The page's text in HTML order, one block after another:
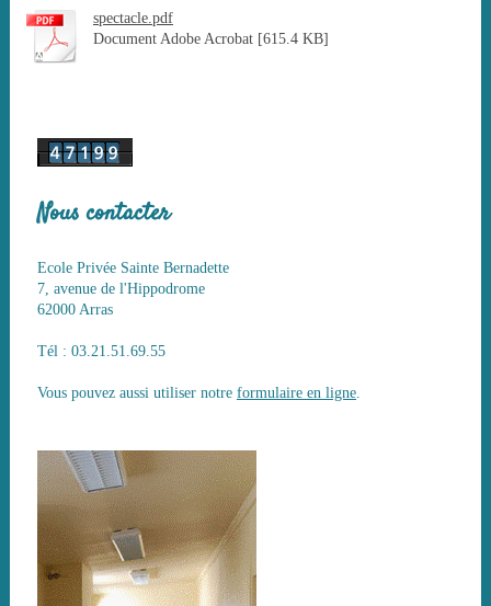
spectacle.pdf
Document Adobe Acrobat [615.4 KB]
Nous contacter
Ecole Privée Sainte Bernadette
7, avenue de l'Hippodrome
62000 Arras
Tél : 03.21.51.69.55
Vous pouvez aussi utiliser notre formulaire en ligne.